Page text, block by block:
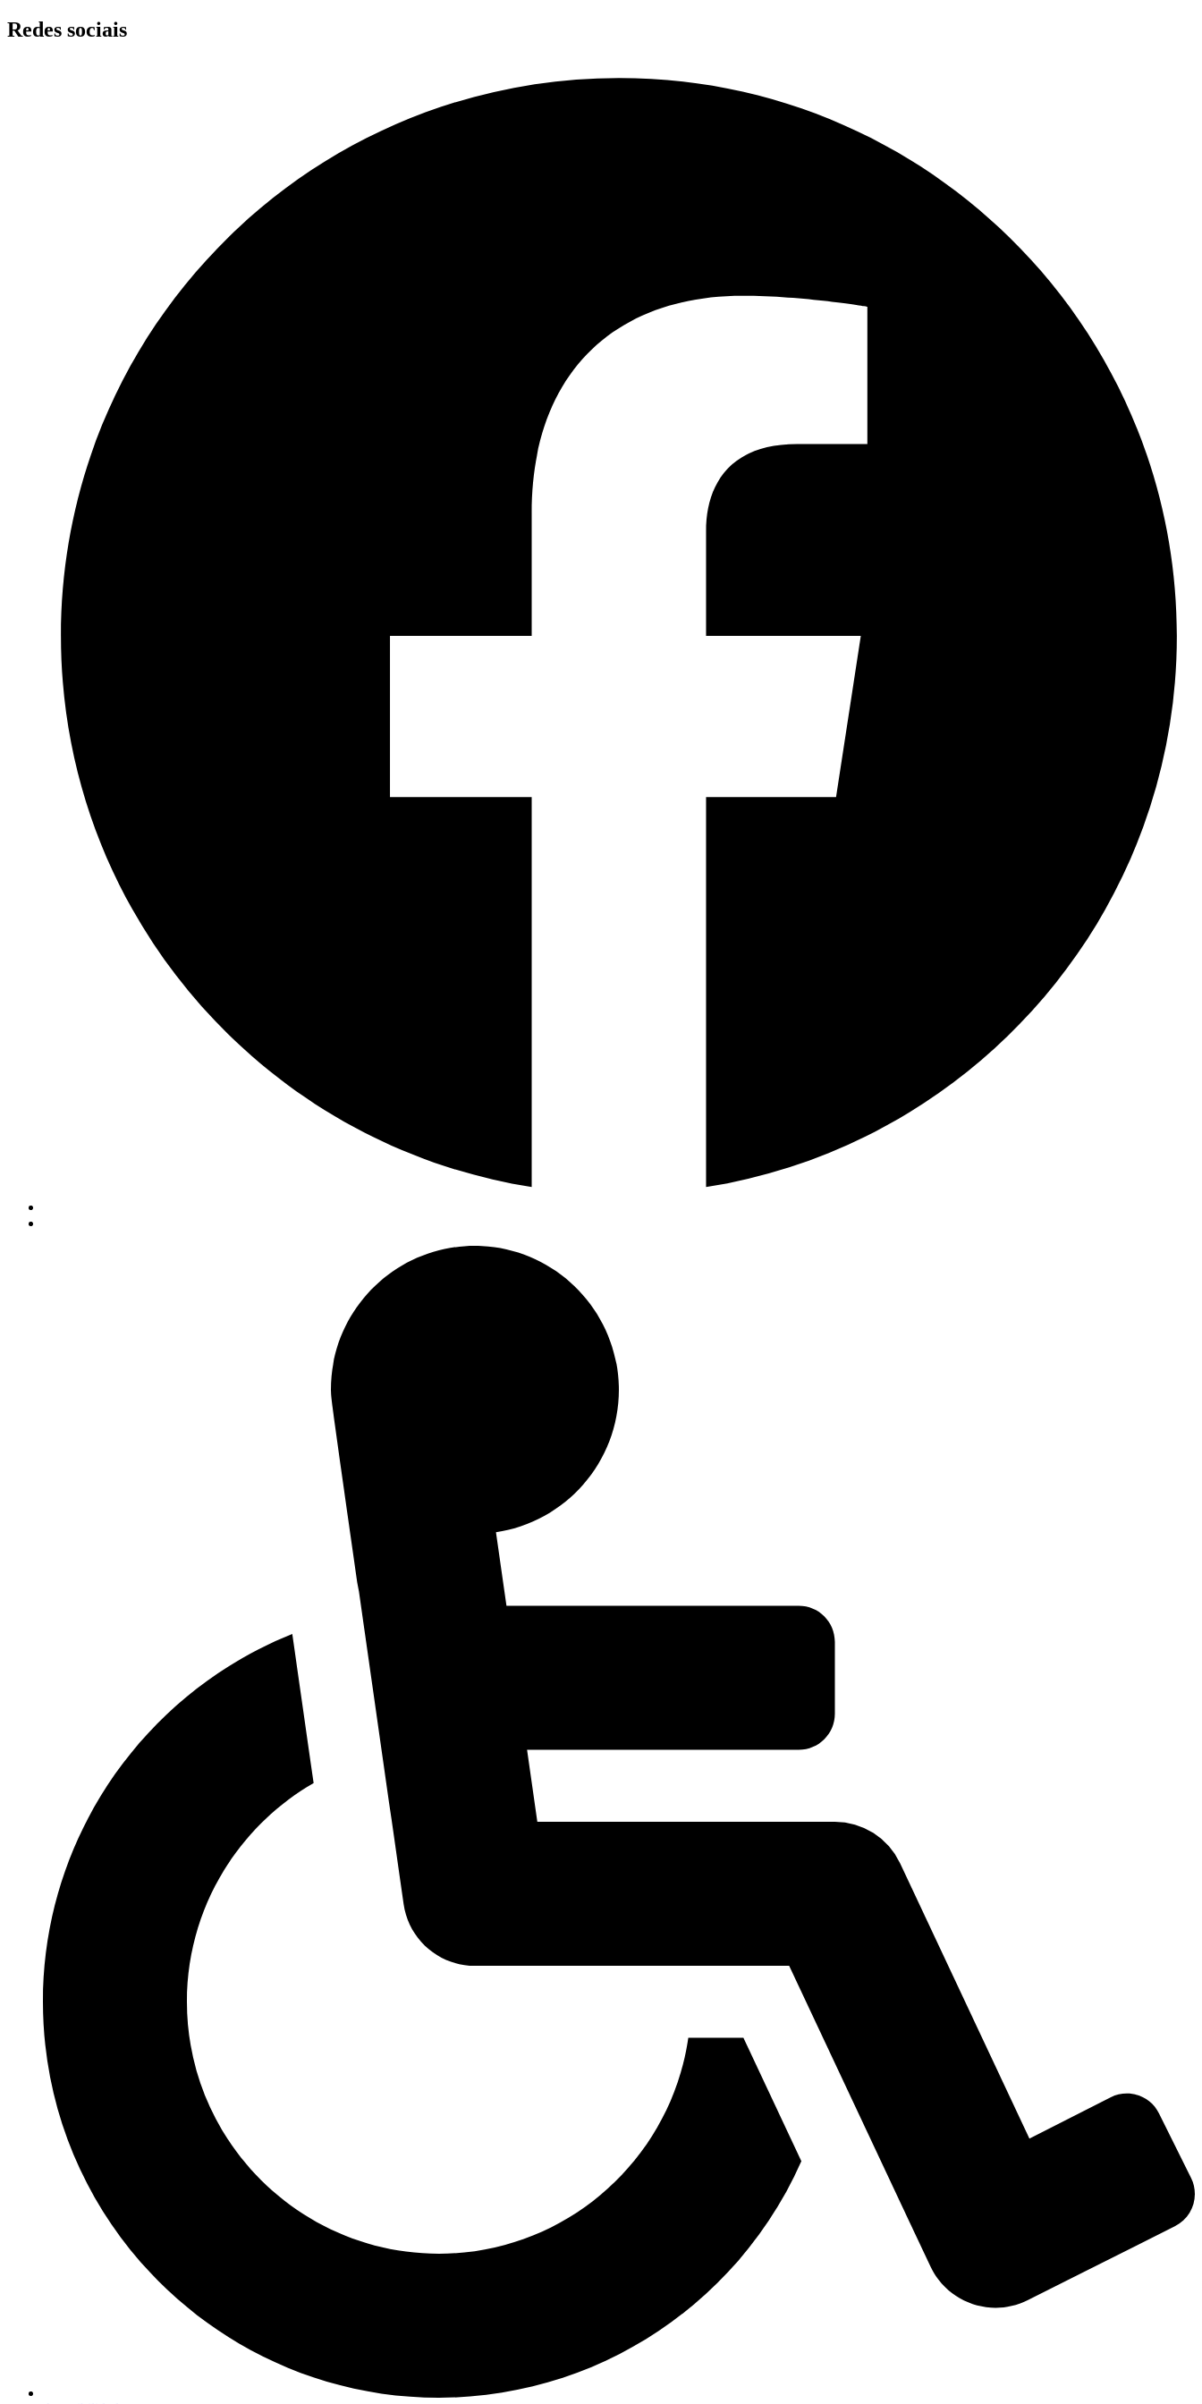
Skip
to
Redes sociais